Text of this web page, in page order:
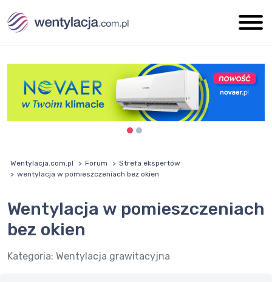
Wentylacja.com.pl Forum
Strefa ekspertów
wentylacja w pomieszczeniach bez okien
wentylacja w pomieszczeniach
bez okien
Kategoria: Wentylacja grawitacyjna